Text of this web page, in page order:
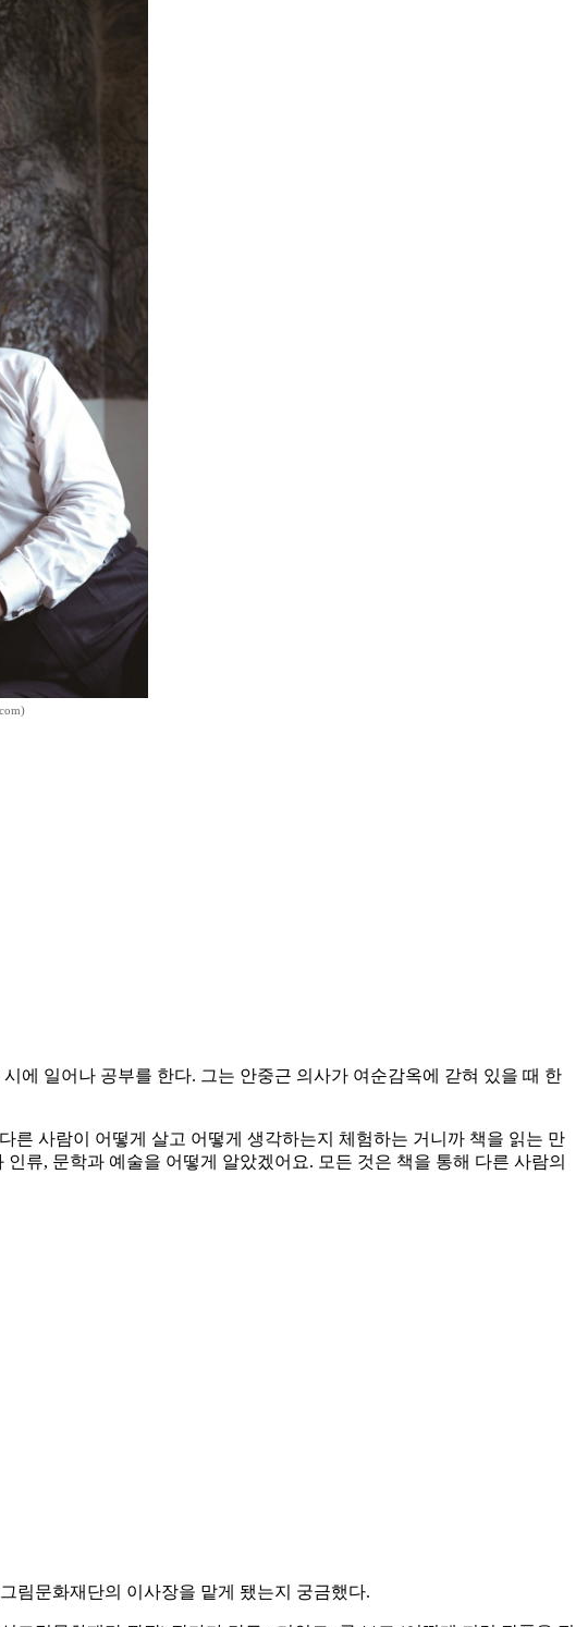
에 일어나 공부를 한다. 그는 안중근 의사가 여순감옥에 갇혀 있을 때 한
른 사람이 어떻게 살고 어떻게 생각하는지 체험하는 거니까 책을 읽는 만
류, 문학과 예술을 어떻게 알았겠어요. 모든 것은 책을 통해 다른 사람의
림문화재단의 이사장을 맡게 됐는지 궁금했다.